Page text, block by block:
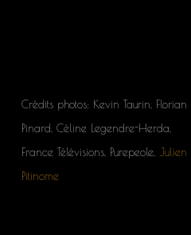
Crédits photos: Kevin Taurin, Florian
Pinard, Céline Legendre-Herda,
France Télévisions, Purepeole,
Julien
Pitinome